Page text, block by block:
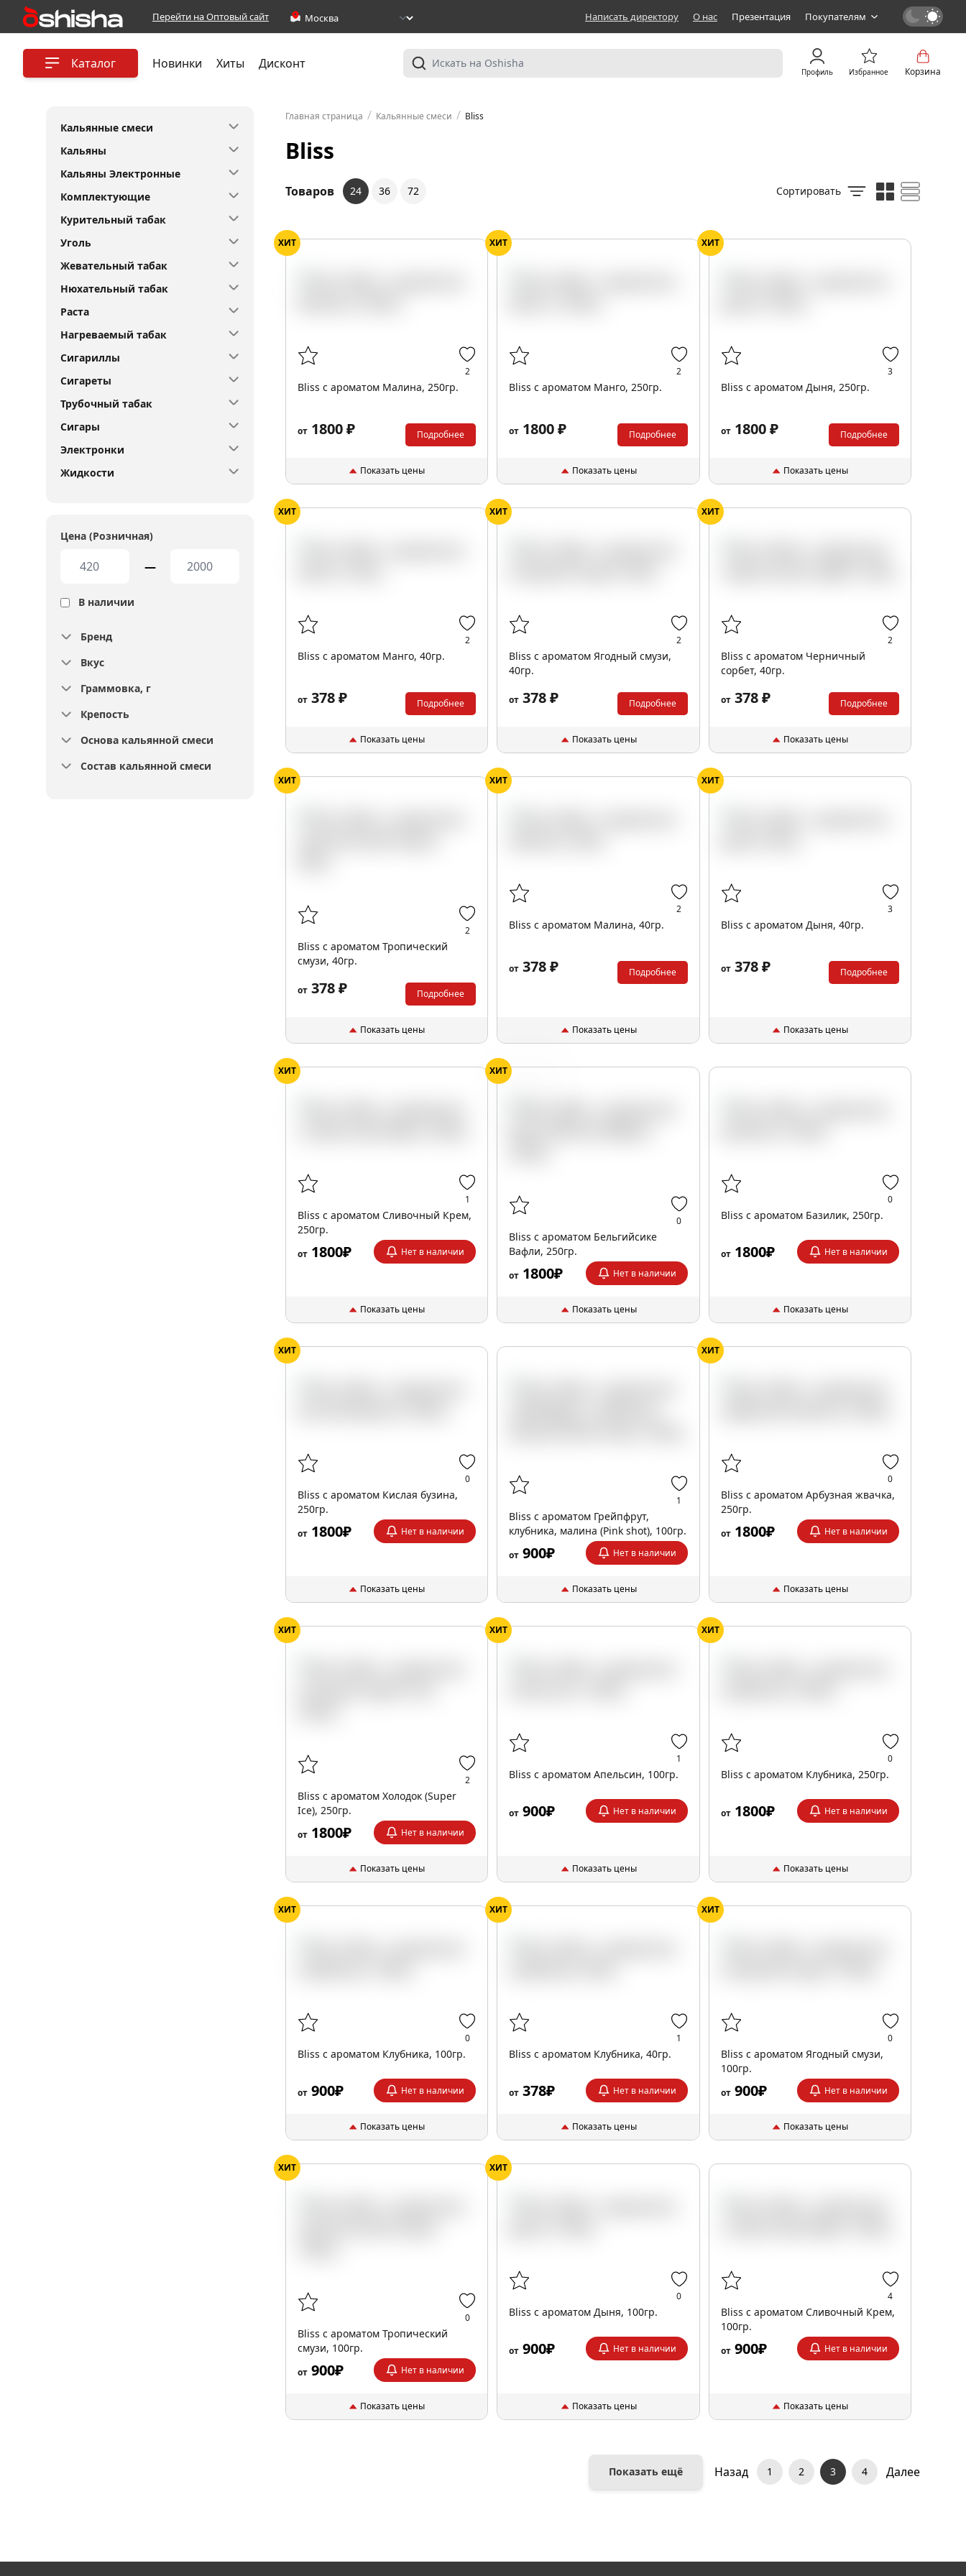
Перейти на Оптовый сайт Написать директору О нас Презентация Покупателям
Каталог Новинки Хиты Дисконт
Профиль Избранное Корзина
Кальянные смеси
Кальяны
Кальяны Электронные
Комплектующие
Курительный табак
Уголь
Жевательный табак
Нюхательный табак
Раста
Нагреваемый табак
Сигариллы
Сигареты
Трубочный табак
Сигары
Электронки
Жидкости
Цена (Розничная)
—
В наличии
Бренд
Вкус
Граммовка, г
Крепость
Основа кальянной смеси
Состав кальянной смеси
Главная страница / Кальянные смеси / Bliss
Bliss
Товаров 24 36 72 Сортировать
ХИТ
2
Bliss с ароматом Малина, 250гр.
от 1800 ₽ Подробнее
Показать цены
ХИТ
2
Bliss с ароматом Манго, 250гр.
от 1800 ₽ Подробнее
Показать цены
ХИТ
3
Bliss с ароматом Дыня, 250гр.
от1800 ₽ Подробнее
Показать цены
ХИТ
2
Bliss с ароматом Манго, 40гр.
от 378 ₽ Подробнее
Показать цены
ХИТ
2
Bliss с ароматом Ягодный смузи,
40гр.
от 378 ₽ Подробнее
Показать цены
ХИТ
2
Bliss с ароматом Черничный
сорбет, 40гр.
от378 ₽ Подробнее
Показать цены
ХИТ
2
Bliss с ароматом Тропический
смузи, 40гр.
от 378 ₽ Подробнее
Показать цены
ХИТ
2
Bliss с ароматом Малина, 40гр.
от 378 ₽ Подробнее
Показать цены
ХИТ
3
Bliss с ароматом Дыня, 40гр.
от378 ₽ Подробнее
Показать цены
ХИТ
1
Bliss с ароматом Сливочный Крем,
250гр.
от 1800₽ Нет в наличии
Показать цены
ХИТ
0
Bliss с ароматом Бельгийсике
Вафли, 250гр.
от 1800₽ Нет в наличии
Показать цены
0
Bliss с ароматом Базилик, 250гр.
от1800₽ Нет в наличии
Показать цены
ХИТ
0
Bliss с ароматом Кислая бузина,
250гр.
от 1800₽ Нет в наличии
Показать цены
1
Bliss с ароматом Грейпфрут,
клубника, малина (Pink shot), 100гр.
от 900₽ Нет в наличии
Показать цены
ХИТ
0
Bliss с ароматом Арбузная жвачка,
250гр.
от1800₽ Нет в наличии
Показать цены
ХИТ
2
Bliss с ароматом Холодок (Super
Ice), 250гр.
от 1800₽ Нет в наличии
Показать цены
ХИТ
1
Bliss с ароматом Апельсин, 100гр.
от 900₽ Нет в наличии
Показать цены
ХИТ
0
Bliss с ароматом Клубника, 250гр.
от1800₽ Нет в наличии
Показать цены
ХИТ
0
Bliss с ароматом Клубника, 100гр.
от 900₽ Нет в наличии
Показать цены
ХИТ
1
Bliss с ароматом Клубника, 40гр.
от 378₽ Нет в наличии
Показать цены
ХИТ
0
Bliss с ароматом Ягодный смузи,
100гр.
от900₽ Нет в наличии
Показать цены
ХИТ
0
Bliss с ароматом Тропический
смузи, 100гр.
от 900₽ Нет в наличии
Показать цены
ХИТ
0
Bliss с ароматом Дыня, 100гр.
от 900₽ Нет в наличии
Показать цены
4
Bliss с ароматом Сливочный Крем,
100гр.
от900₽ Нет в наличии
Показать цены
Показать ещё Назад 1 2 3 4 Далее